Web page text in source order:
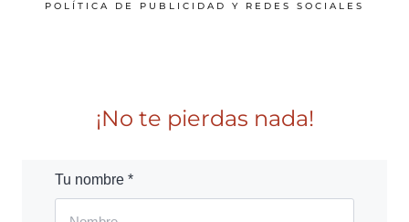
POLÍTICA DE PUBLICIDAD Y REDES SOCIALES
¡No te pierdas nada!
Tu nombre *